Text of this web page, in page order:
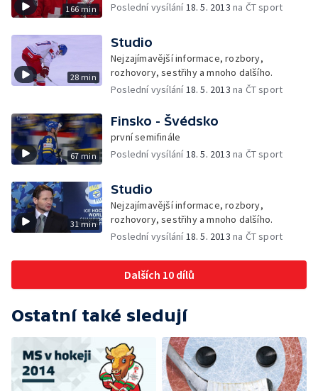
166 min
Poslední vysílání18. 5. 2013 na ČT sport
28 min
Studio
Nejzajímavější informace, rozbory,
rozhovory, sestřihy a mnoho dalšího.
Poslední vysílání18. 5. 2013 na ČT sport
67 min
Finsko - Švédsko
první semifinále
Poslední vysílání18. 5. 2013 na ČT sport
31 min
Studio
Nejzajímavější informace, rozbory,
rozhovory, sestřihy a mnoho dalšího.
Poslední vysílání18. 5. 2013 na ČT sport
Dalších 10 dílů
Ostatní také sledují